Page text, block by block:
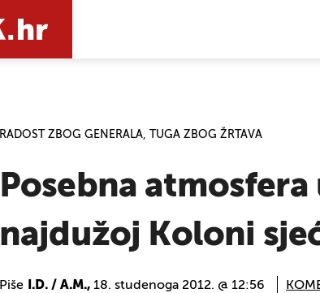
RADOST ZBOG GENERALA, TUGA ZBOG ŽRTAVA
Posebna
najdužoj Koloni
Piše I.D. / A.M., 18. studenoga 2012. @ 12:56